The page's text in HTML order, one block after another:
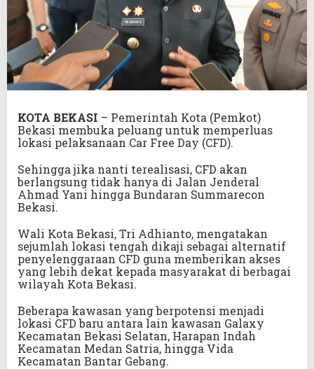
KOTA BEKASI – Pemerintah Kota (Pemkot)
Bekasi membuka peluang untuk memperluas
lokasi pelaksanaan Car Free Day (CFD).
Sehingga jika nanti terealisasi, CFD akan
berlangsung tidak hanya di Jalan Jenderal
Ahmad Yani hingga Bundaran Summarecon
Bekasi.
Wali Kota Bekasi, Tri Adhianto, mengatakan
sejumlah lokasi tengah dikaji sebagai alternatif
penyelenggaraan CFD guna memberikan akses
yang lebih dekat kepada masyarakat di berbagai
wilayah Kota Bekasi.
Beberapa kawasan yang berpotensi menjadi
lokasi CFD baru antara lain kawasan Galaxy
Kecamatan Bekasi Selatan, Harapan Indah
Kecamatan Medan Satria, hingga Vida
Kecamatan Bantar Gebang.